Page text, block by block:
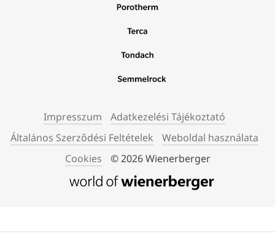
Impresszum
Adatkezelési Tájékoztató
Általános Szerződési Feltételek
Weboldal használata
Cookies
© 2026 Wienerberger